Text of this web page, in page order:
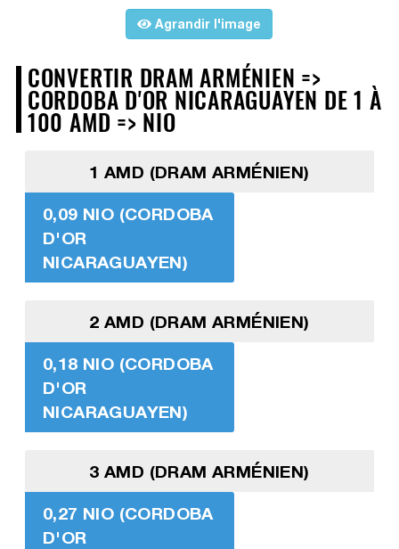
Agrandir l'image
CONVERTIR DRAM ARMÉNIEN =>
CORDOBA D'OR NICARAGUAYEN DE 1 À
100 AMD => NIO
1 AMD (DRAM ARMÉNIEN)
0,09 NIO (CORDOBA
D'OR
NICARAGUAYEN)
2 AMD (DRAM ARMÉNIEN)
0,18 NIO (CORDOBA
D'OR
NICARAGUAYEN)
3 AMD (DRAM ARMÉNIEN)
0,27 NIO (CORDOBA
D'OR